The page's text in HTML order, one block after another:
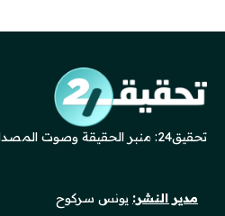
تحقيق24: منبر الحقيقة وصوت المصداقية.
مدير النشر: يونس سركوح